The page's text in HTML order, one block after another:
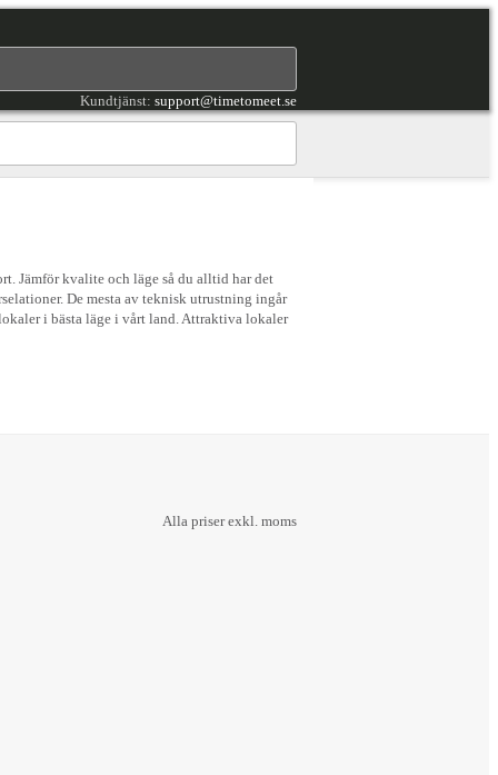
Kundtjänst: support@timetomeet.se
Jämför kvalite och läge så du alltid har det
De mesta av teknisk utrustning ingår
i bästa läge i vårt land. Attraktiva lokaler
Alla priser exkl. moms